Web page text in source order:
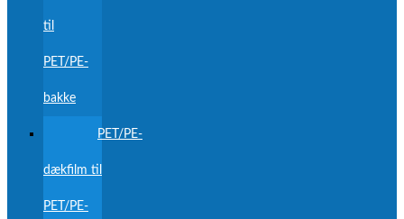
til
PET/PE-
bakke
PET/PE-
dækfilm til
PET/PE-